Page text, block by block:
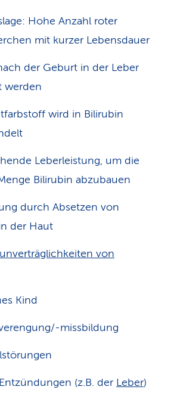
Hohe Anzahl roter
mit kurzer Lebensdauer
der Geburt in der Leber
werden
wird in Bilirubin
Leberleistung, um die
Bilirubin abzubauen
durch Absetzen von
der Haut
von
Kind
missbildung
(z.B. der Leber)